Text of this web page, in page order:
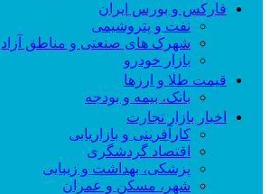
فارکس و بورس ایران
نفت و پتروشیمی
شهرک های صنعتی و مناطق آزاد
بازار خودرو
قیمت طلا و ارزها
بانک، بیمه و بودجه
اخبار بازار تجارت
کارآفرینی و بازاریابی
اقتصاد گردشگری
پزشکی، بهداشت و زیبایی
شهر، مسکن و عمران